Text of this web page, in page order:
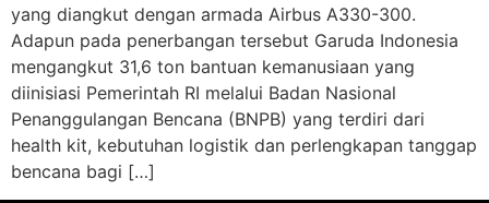
yang diangkut dengan armada Airbus A330-300.
Adapun pada penerbangan tersebut Garuda Indonesia
mengangkut 31,6 ton bantuan kemanusiaan yang
diinisiasi Pemerintah RI melalui Badan Nasional
Penanggulangan Bencana (BNPB) yang terdiri dari
health kit, kebutuhan logistik dan perlengkapan tanggap
bencana bagi […]